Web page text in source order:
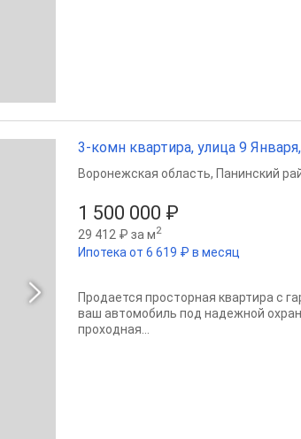
3-комн квартира, улица 9
1 500 000 ₽
29 412 ₽ за м2
Ипотека от 6 619 ₽ в месяц
Воронежская область, Панинский
Продается просторная квартира с
ваш автомобиль под надежной
проходная...